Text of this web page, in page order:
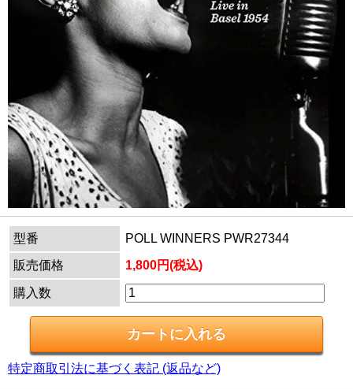
型番
POLL WINNERS PWR27344
販売価格
1,800円(税込)
購入数
特定商取引法に基づく表記 (返品など)